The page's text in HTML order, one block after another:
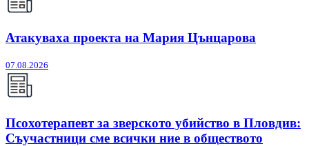
Атакуваха проекта на Мария Цънцарова
07.08.2026
Псохотерапевт за зверското убийство в Пловдив:
Съучастници сме всички ние в обществото